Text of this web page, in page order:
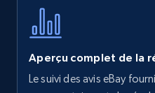
Aperçu complet de la
Le suivi des avis eBay